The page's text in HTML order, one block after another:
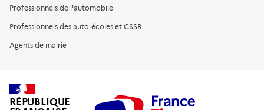
Professionnels de l'automobile
Professionnels des auto-écoles et CSSR
Agents de mairie
RÉPUBLIQUE